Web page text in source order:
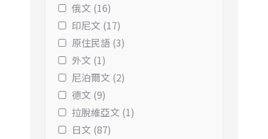
俄文 (16)
印尼文 (17)
原住民語 (3)
外文 (1)
尼泊爾文 (2)
德文 (9)
拉脫維亞文 (1)
日文 (87)